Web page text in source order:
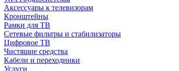
Аксессуары к телевизорам
Кронштейны
Рамки для ТВ
Сетевые фильтры и стабилизаторы
Цифровое ТВ
Чистящие средства
Кабели и переходники
Услуги